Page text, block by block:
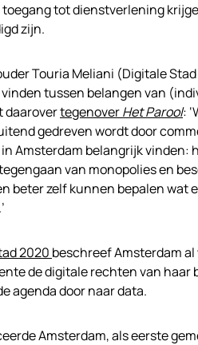
tot dienstverlening
zijn.
Touria Meliani (Digitale
tussen belangen van
daarovertegenoverHet Parool:
gedreven wordt door
Amsterdam belangrijk
van monopolies en
beter zelf kunnen bepalen wat
2020 beschreef Amsterdam
de digitale rechten van haar
agenda door naar data.
Amsterdam, als eerste